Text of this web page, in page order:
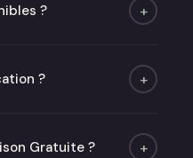
? +
noir mat.
? +
Gratuite ? +